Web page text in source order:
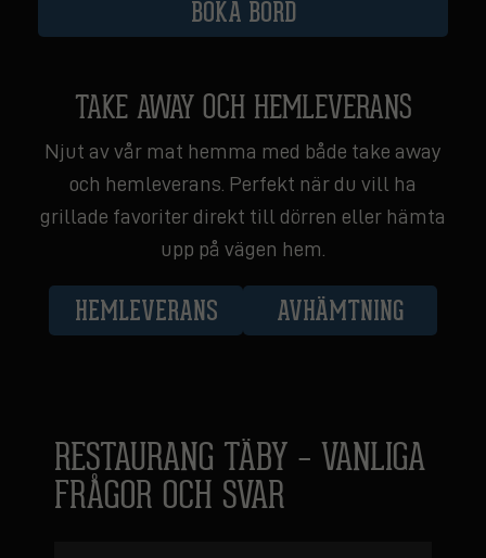
BOKA BORD
TAKE AWAY OCH HEMLEVERANS
Njut av vår mat hemma med både take away
och hemleverans. Perfekt när du vill ha
grillade favoriter direkt till dörren eller hämta
upp på vägen hem.
HEMLEVERANS AVHÄMTNING
RESTAURANG TÄBY – VANLIGA
FRÅGOR OCH SVAR